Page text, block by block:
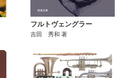
フルトヴェングラー
吉田 秀和 著